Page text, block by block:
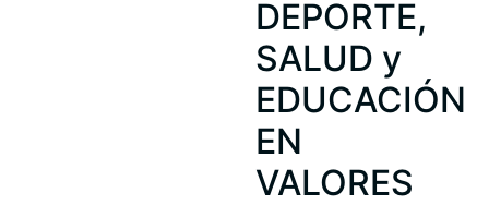
DEPORTE,
SALUD y
EDUCACIÓN
EN
VALORES